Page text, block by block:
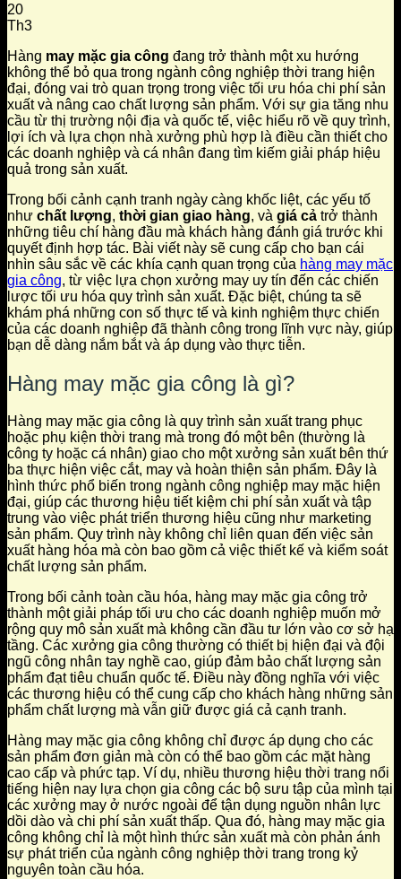
20
Th3
Hàng may mặc gia công đang trở thành một xu hướng
không thể bỏ qua trong ngành công nghiệp thời trang hiện
đại, đóng vai trò quan trọng trong việc tối ưu hóa chi phí sản
xuất và nâng cao chất lượng sản phẩm. Với sự gia tăng nhu
cầu từ thị trường nội địa và quốc tế, việc hiểu rõ về quy trình,
lợi ích và lựa chọn nhà xưởng phù hợp là điều cần thiết cho
các doanh nghiệp và cá nhân đang tìm kiếm giải pháp hiệu
quả trong sản xuất.
Trong bối cảnh cạnh tranh ngày càng khốc liệt, các yếu tố
như chất lượng, thời gian giao hàng, và giá cả trở thành
những tiêu chí hàng đầu mà khách hàng đánh giá trước khi
quyết định hợp tác. Bài viết này sẽ cung cấp cho bạn cái
nhìn sâu sắc về các khía cạnh quan trọng của hàng may mặc
gia công, từ việc lựa chọn xưởng may uy tín đến các chiến
lược tối ưu hóa quy trình sản xuất. Đặc biệt, chúng ta sẽ
khám phá những con số thực tế và kinh nghiệm thực chiến
của các doanh nghiệp đã thành công trong lĩnh vực này, giúp
bạn dễ dàng nắm bắt và áp dụng vào thực tiễn.
Hàng may mặc gia công là gì?
Hàng may mặc gia công là quy trình sản xuất trang phục
hoặc phụ kiện thời trang mà trong đó một bên (thường là
công ty hoặc cá nhân) giao cho một xưởng sản xuất bên thứ
ba thực hiện việc cắt, may và hoàn thiện sản phẩm. Đây là
hình thức phổ biến trong ngành công nghiệp may mặc hiện
đại, giúp các thương hiệu tiết kiệm chi phí sản xuất và tập
trung vào việc phát triển thương hiệu cũng như marketing
sản phẩm. Quy trình này không chỉ liên quan đến việc sản
xuất hàng hóa mà còn bao gồm cả việc thiết kế và kiểm soát
chất lượng sản phẩm.
Trong bối cảnh toàn cầu hóa, hàng may mặc gia công trở
thành một giải pháp tối ưu cho các doanh nghiệp muốn mở
rộng quy mô sản xuất mà không cần đầu tư lớn vào cơ sở hạ
tầng. Các xưởng gia công thường có thiết bị hiện đại và đội
ngũ công nhân tay nghề cao, giúp đảm bảo chất lượng sản
phẩm đạt tiêu chuẩn quốc tế. Điều này đồng nghĩa với việc
các thương hiệu có thể cung cấp cho khách hàng những sản
phẩm chất lượng mà vẫn giữ được giá cả cạnh tranh.
Hàng may mặc gia công không chỉ được áp dụng cho các
sản phẩm đơn giản mà còn có thể bao gồm các mặt hàng
cao cấp và phức tạp. Ví dụ, nhiều thương hiệu thời trang nổi
tiếng hiện nay lựa chọn gia công các bộ sưu tập của mình tại
các xưởng may ở nước ngoài để tận dụng nguồn nhân lực
dồi dào và chi phí sản xuất thấp. Qua đó, hàng may mặc gia
công không chỉ là một hình thức sản xuất mà còn phản ánh
sự phát triển của ngành công nghiệp thời trang trong kỷ
nguyên toàn cầu hóa.